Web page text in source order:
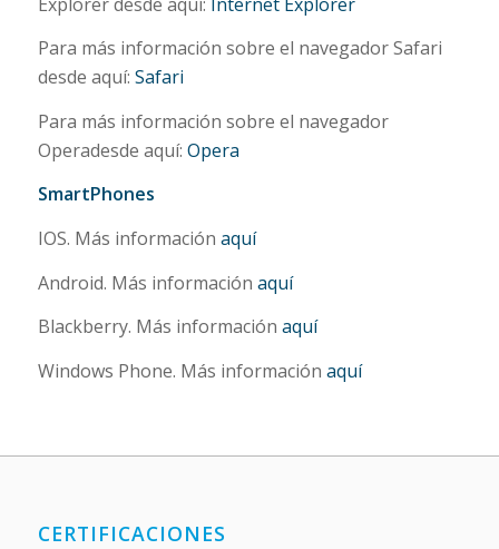
Para más información sobre el navegador Safari
desde aquí: Safari
Para más información sobre el navegador
Operadesde aquí: Opera
SmartPhones
IOS. Más información aquí
Android. Más información aquí
Blackberry. Más información aquí
Windows Phone. Más información aquí
CERTIFICACIONES